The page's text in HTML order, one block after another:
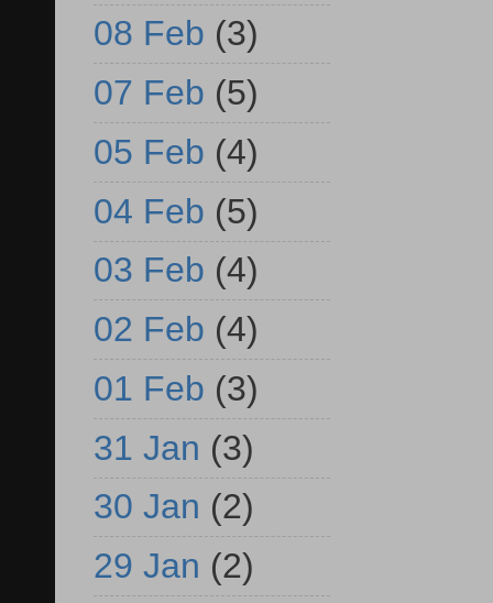
08 Feb (3)
07 Feb (5)
05 Feb (4)
04 Feb (5)
03 Feb (4)
02 Feb (4)
01 Feb (3)
31 Jan (3)
30 Jan (2)
29 Jan (2)